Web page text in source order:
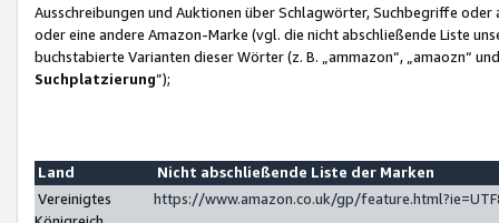
Ausschreibungen und Auktionen über Schlagwörter, Suchbegriffe
oder eine andere Amazon-Marke (vgl. die nicht abschließende Liste
buchstabierte Varianten dieser Wörter (z. B. „ammazon“, „amaozn“
Suchplatzierung”);
Land
Nicht abschließende Liste der Marken
Vereinigtes
https://www.amazon.co.uk/gp/